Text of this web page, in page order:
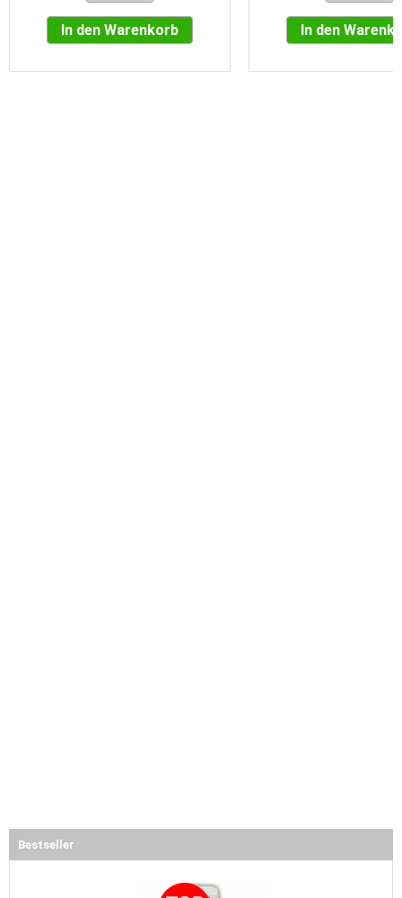
In den Warenkorb In den
Bestseller